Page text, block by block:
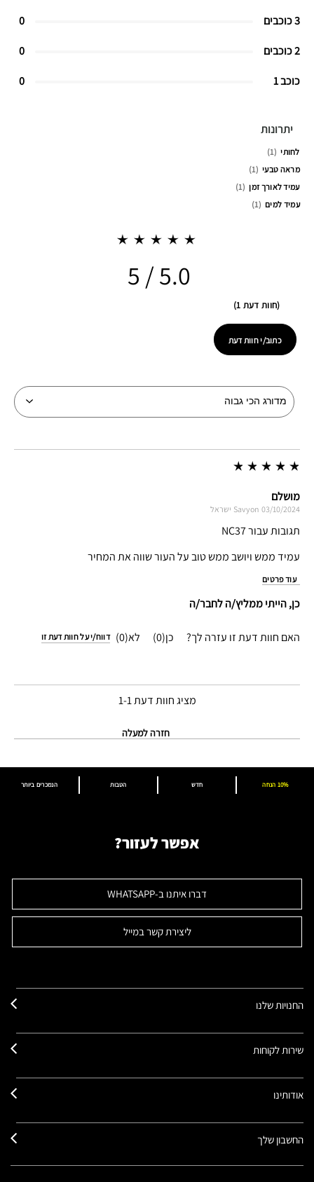
3 כוכבים 0
2 כוכבים 0
כוכב 1 0
יתרונות
לחותי
1
מראה טבעי
1
עמיד לאורך זמן
1
עמיד למים
1
5.0
חוות דעת 1
כתוב/י חוות דעת
מושלם
03/10/2024
Savyon ישראל
תגובות עבור NC37
עמיד ממש ויושב ממש טוב על העור שווה את המחיר
עוד פרטים
כן, הייתי ממליץ/ה לחבר/ה
האם חוות דעת זו עזרה לך? 0
0 דווח/י על חוות דעת זו
מציג חוות דעת1-1
חזרה למעלה
הנמכרים ביותר הטבות חדש 10% הנחה
אפשר לעזור?
דברו איתנו ב-WHATSAPP
ליצירת קשר במייל
החנויות שלנו
שירות לקוחות
אודותינו
החשבון שלך